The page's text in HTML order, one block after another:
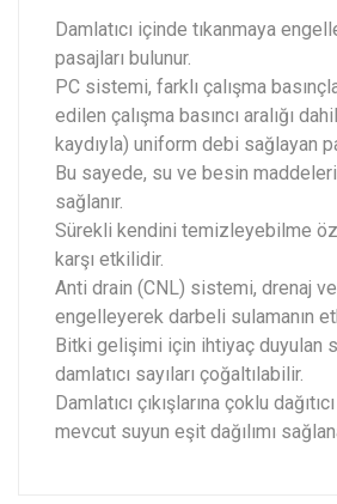
Damlatıcı içinde tıkanmaya
pasajları bulunur.
PC sistemi, farklı çalışma
edilen çalışma basıncı aralığı
kaydıyla) uniform debi sağlayan
Bu sayede, su ve besin
sağlanır.
Sürekli kendini temizleyebilme
karşı etkilidir.
Anti drain (CNL) sistemi, drenaj ve
engelleyerek darbeli sulamanın
Bitki gelişimi için ihtiyaç duyulan
damlatıcı sayıları çoğaltılabilir.
Damlatıcı çıkışlarına çoklu
mevcut suyun eşit dağılımı